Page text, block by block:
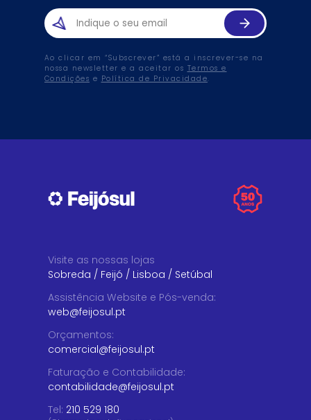
Ao clicar em “Subscrever” está a inscrever-se na
nossa newsletter e a aceitar os Termos e
Condições e Política de Privacidade.
Visite as nossas lojas
Sobreda / Feijó / Lisboa / Setúbal
Assistência Website e Pós-venda:
web@feijosul.pt
Orçamentos:
comercial@feijosul.pt
Faturação e Contabilidade:
contabilidade@feijosul.pt
Tel: 210 529 180